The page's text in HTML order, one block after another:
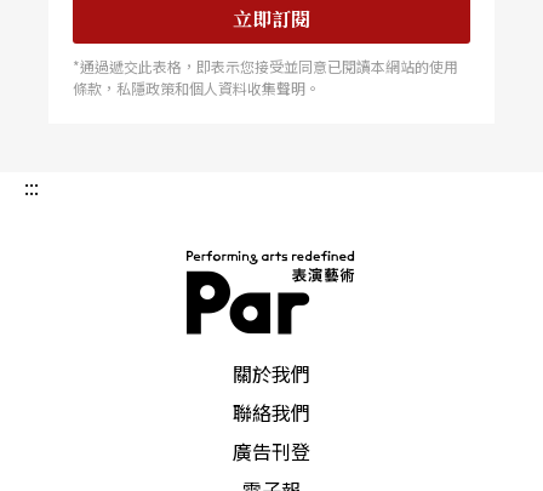
立即訂閱
*通過遞交此表格，即表示您接受並同意已閱讀本網站的使用
條款，私隱政策和個人資料收集聲明。
:::
關於我們
聯絡我們
廣告刊登